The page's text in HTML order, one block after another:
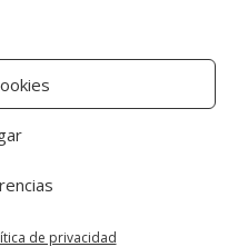
de privacidad